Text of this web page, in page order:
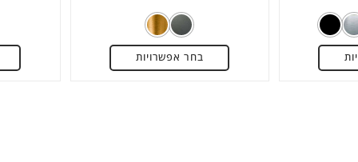
מתוך
5
בחר אפשרויות